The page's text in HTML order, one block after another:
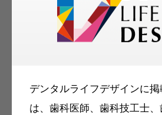
デンタルライフデザインに
は、歯科医師、歯科技工士
科衛生士、歯科技工士）
容のメールマガジンをお